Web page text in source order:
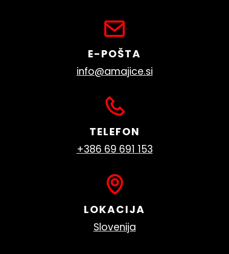
E-POŠTA
info@amajice.si
TELEFON
+386 69 691 153
LOKACIJA
Slovenija